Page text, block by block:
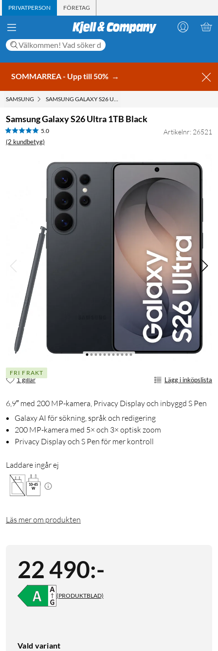
PRIVATPERSON FÖRETAG
SOMMARREA - Upp till 50% →
SAMSUNG SAMSUNG GALAXY S26 ULTRA 1TB BLACK
Samsung Galaxy S26 Ultra 1TB Black
5.0
(2 kundbetyg)
Artikelnr: 26521
FRI FRAKT
1 gillar Lägg i inköpslista
6,9″ med 200 MP-kamera, Privacy Display och inbyggd S Pen
Galaxy AI för sökning, språk och redigering
200 MP-kamera med 5× och 3× optisk zoom
Privacy Display och S Pen för mer kontroll
Laddare ingår ej
10-45
W
Läs mer om produkten
22 490:-
(PRODUKTBLAD)
Vald variant